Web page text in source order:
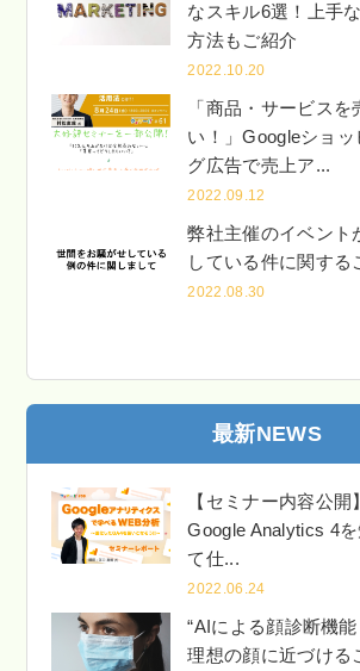
なスキル6選！上手
方法もご紹介
2022.10.20
「商品・サービスを
い！」Googleショッ
グ広告で売上ア...
2022.09.12
弊社主催のイベント
している件に関する
2022.08.30
最新NEWS
【セミナー内容公開】
Google Analytics 4を
て仕...
2022.06.24
“AIによる顔診断機能
理想の顔に近づける